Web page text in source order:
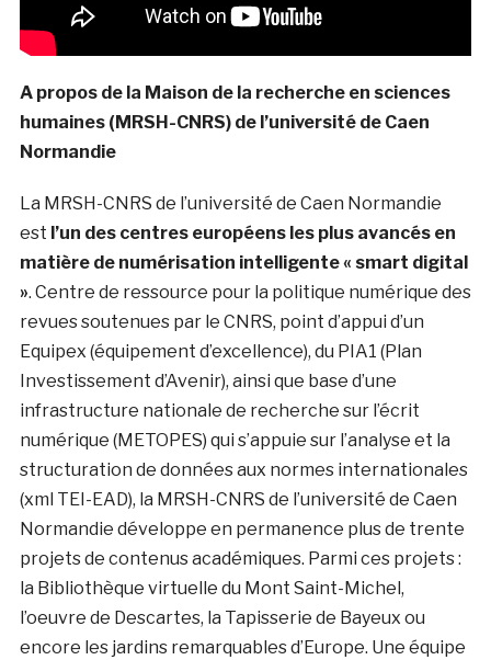
A propos de la Maison de la recherche en sciences
humaines (MRSH-CNRS) de l’université de Caen
Normandie
La MRSH-CNRS de l’université de Caen Normandie
est l’un des centres européens les plus avancés en
matière de numérisation intelligente « smart digital
». Centre de ressource pour la politique numérique des
revues soutenues par le CNRS, point d’appui d’un
Equipex (équipement d’excellence), du PIA1 (Plan
Investissement d’Avenir), ainsi que base d’une
infrastructure nationale de recherche sur l’écrit
numérique (METOPES) qui s’appuie sur l’analyse et la
structuration de données aux normes internationales
(xml TEI-EAD), la MRSH-CNRS de l’université de Caen
Normandie développe en permanence plus de trente
projets de contenus académiques. Parmi ces projets :
la Bibliothèque virtuelle du Mont Saint-Michel,
l’oeuvre de Descartes, la Tapisserie de Bayeux ou
encore les jardins remarquables d’Europe. Une équipe